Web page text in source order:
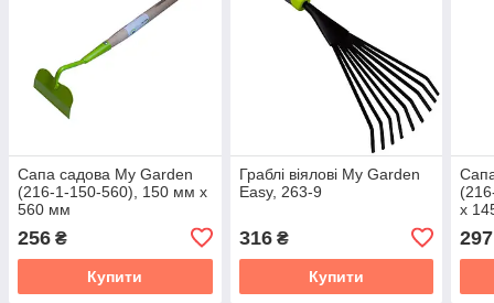
Сапа садова My Garden
(216-1-150-560), 150 мм х
560 мм
256 ₴
Купити
Граблі віялові My Garden
Easy, 263-9
316₴
Купити
х
297